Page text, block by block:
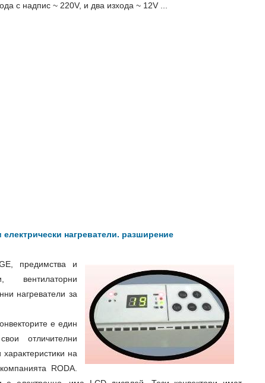
с надпис ~ 220V, и два изхода ~ 12V ...
нагреватели. разширение
предимства и
вентилаторни
нагреватели за
е един
отличителни
на
RODA.